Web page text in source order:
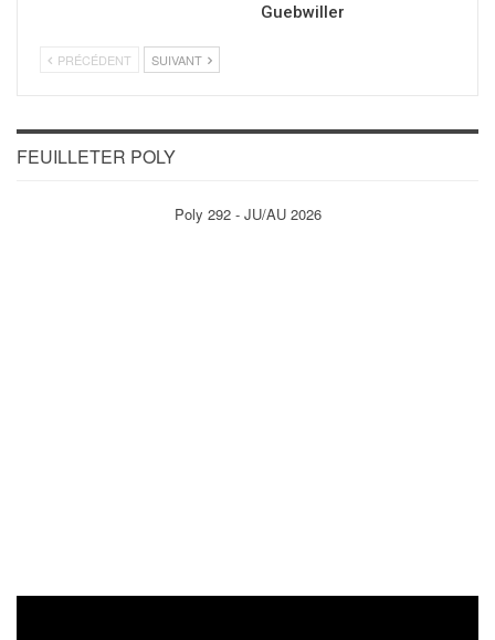
Guebwiller
PRÉCÉDENT SUIVANT
FEUILLETER POLY
Poly 292 - JU/AU 2026